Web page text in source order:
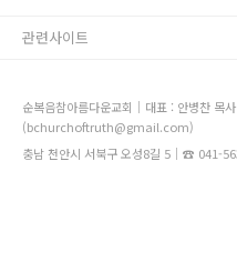
순복음참아름다운교회｜대표 : 안병찬 목
(bchurchoftruth@gmail.com)
충남 천안시 서북구 오성8길 5｜☎ 041-
관련사이트